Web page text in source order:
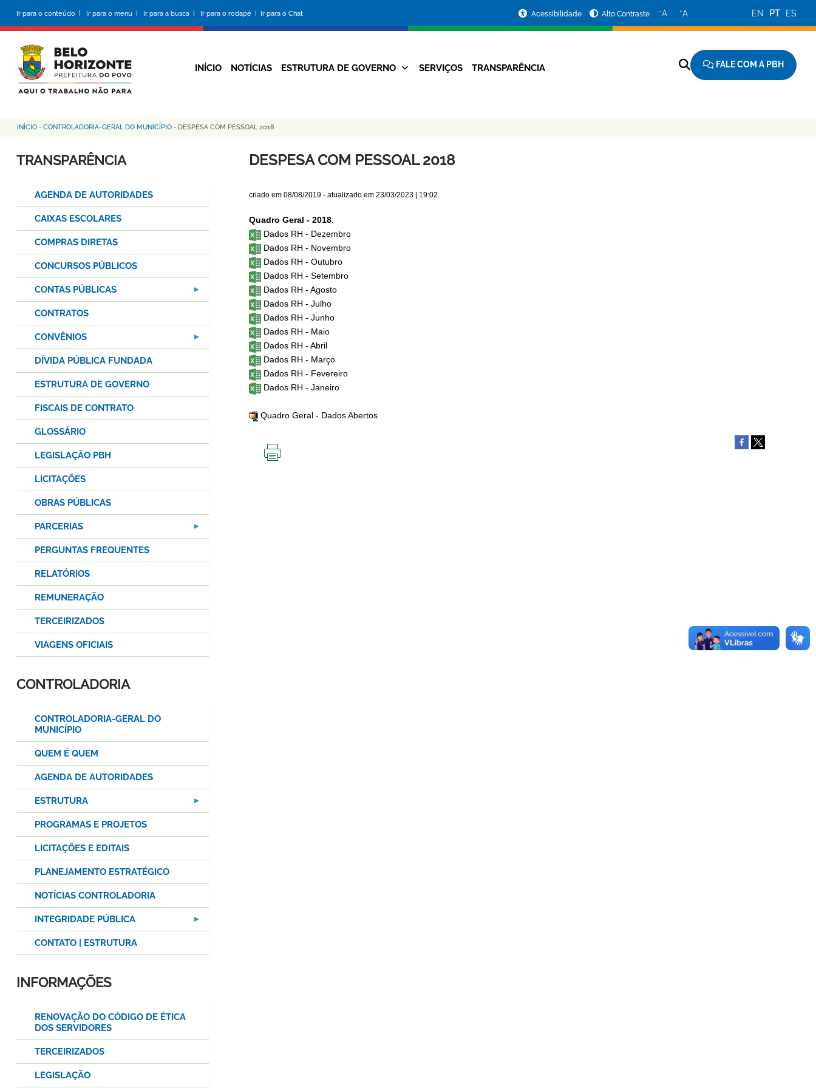
conteúdo
principal
Ir para o conteúdo | Ir para o menu | Ir para a busca | Ir para o rodapé | Ir para o Chat
da
Prefeitura
Acessibilidade Alto Contraste −A +A EN PT ES
Navegação
INÍCIO NOTÍCIAS ESTRUTURA DE GOVERNO SERVIÇOS TRANSPARÊNCIA FALE COM A PBH
Trilha
de
INÍCIO - CONTROLADORIA-GERAL DO MUNICÍPIO - DESPESA COM PESSOAL 2018
DESPESA COM PESSOAL 2018
criado em 08/08/2019- atualizado em 23/03/2023 | 19:02
Quadro Geral - 2018:
Dados RH - Dezembro
Dados RH - Novembro
Dados RH - Outubro
Dados RH - Setembro
Dados RH - Agosto
Dados RH - Julho
Dados RH - Junho
Dados RH - Maio
Dados RH - Abril
Dados RH - Março
Dados RH - Fevereiro
Dados RH - Janeiro
Quadro Geral - Dados Abertos
TRANSPARÊNCIA
AGENDA DE AUTORIDADES
CAIXAS ESCOLARES
COMPRAS DIRETAS
CONCURSOS PÚBLICOS
CONTAS PÚBLICAS
CONTRATOS
CONVÊNIOS
DÍVIDA PÚBLICA FUNDADA
ESTRUTURA DE GOVERNO
FISCAIS DE CONTRATO
GLOSSÁRIO
LEGISLAÇÃO PBH
LICITAÇÕES
OBRAS PÚBLICAS
PARCERIAS
PERGUNTAS FREQUENTES
RELATÓRIOS
REMUNERAÇÃO
TERCEIRIZADOS
VIAGENS OFICIAIS
CONTROLADORIA
CONTROLADORIA-GERAL DO
MUNICÍPIO
QUEM É QUEM
AGENDA DE AUTORIDADES
ESTRUTURA
PROGRAMAS E PROJETOS
LICITAÇÕES E EDITAIS
PLANEJAMENTO ESTRATÉGICO
NOTÍCIAS CONTROLADORIA
INTEGRIDADE PÚBLICA
CONTATO | ESTRUTURA
INFORMAÇÕES
RENOVAÇÃO DO CÓDIGO DE ÉTICA
DOS SERVIDORES
TERCEIRIZADOS
LEGISLAÇÃO